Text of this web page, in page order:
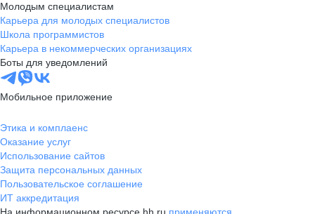
Молодым специалистам
Карьера для молодых специалистов
Школа программистов
Карьера в некоммерческих организациях
Боты для уведомлений
Мобильное приложение
Этика и комплаенс
Оказание услуг
Использование сайтов
Защита персональных данных
Пользовательское соглашение
ИТ аккредитация